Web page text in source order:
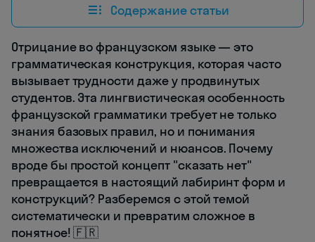
Содержание статьи
Отрицание во французском языке — это
грамматическая конструкция, которая часто
вызывает трудности даже у продвинутых
студентов. Эта лингвистическая особенность
французской грамматики требует не только
знания базовых правил, но и понимания
множества исключений и нюансов. Почему
вроде бы простой концепт "сказать нет"
превращается в настоящий лабиринт форм и
конструкций? Разберемся с этой темой
систематически и превратим сложное в
понятное! 🇫🇷